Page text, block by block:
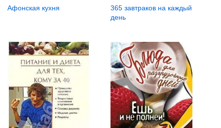
Афонская кухня
365 завтраков на каждый
день